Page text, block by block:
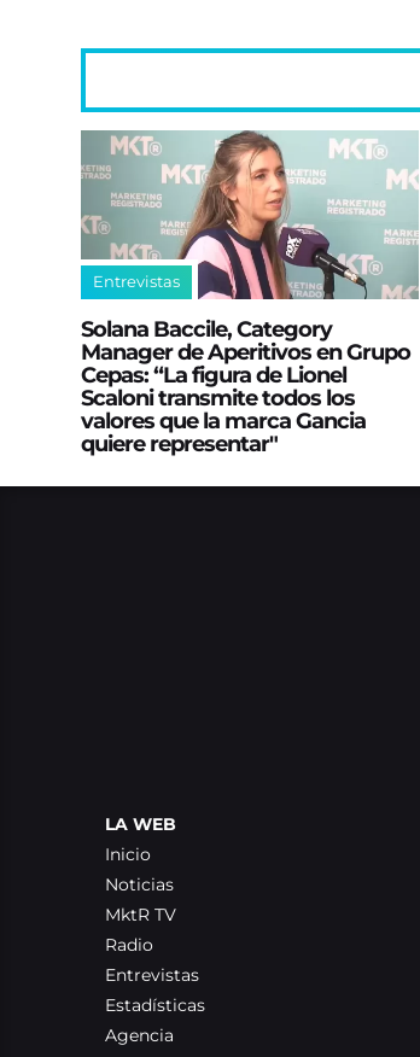
Entrevistas
Solana Baccile, Category
Manager de Aperitivos en Grupo
Cepas: “La figura de Lionel
Scaloni transmite todos los
valores que la marca Gancia
quiere representar"
LA WEB
Inicio
Noticias
MktR TV
Radio
Entrevistas
Estadísticas
Agencia